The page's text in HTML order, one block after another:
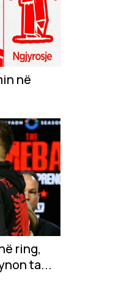
në
ring,
ta...